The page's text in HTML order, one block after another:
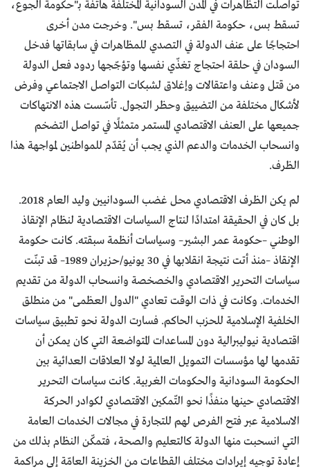
تواصلت التظاهرات في المدن السودانية المختلفة هاتفةً بـ"حكومة الجوع،
تسقط بس، حكومة الفقر، تسقط بس". وخرجت مدن أخرى
احتجاجًا على عنف الدولة في التصدي للمظاهرات في سابقاتها فدخل
السودان في حلقة احتجاج تغذّي نفسها وتؤجّجها ردود فعل الدولة
من قتل وعنف واعتقالات وإغلاق لشبكات التواصل الاجتماعي وفرض
لأشكال مختلفة من التضييق وحظر التجول. تأسّست هذه الانتهاكات
جميعها على العنف الاقتصادي المستمر متمثلًا في تواصل التضخم
وانسحاب الخدمات والدعم الذي يجب أن يُقدّم للمواطنين لمواجهة هذا
الظرف.
لم يكن الظرف الاقتصادي محل غضب السودانيين وليد العام 2018.
بل كان في الحقيقة امتدادًا لنتاج السياسات الاقتصادية لنظام الإنقاذ
الوطني –حكومة عمر البشير– وسياسات أنظمة سبقته. كانت حكومة
الإنقاذ –منذ أتت نتيجة انقلابها في 30 يونيو/حزيران 1989– قد تبنّت
سياسات التحرير الاقتصادي والخصخصة وانسحاب الدولة من تقديم
الخدمات. وكانت في ذات الوقت تعادي "الدول العظمى" من منطلق
الخلفية الإسلامية للحزب الحاكم. فسارت الدولة نحو تطبيق سياسات
اقتصادية نيوليبرالية دون المساعدات المتواضعة التي كان يمكن أن
تقدمها لها مؤسسات التمويل العالمية لولا العلاقات العدائية بين
الحكومة السودانية والحكومات الغربية. كانت سياسات التحرير
الاقتصادي حينها منفذًا نحو التّمكين الاقتصادي لكوادر الحركة
الاسلامية عبر فتح الفرص لهم للتجارة في مجالات الخدمات العامة
التي انسحبت منها الدولة كالتعليم والصحة، فتمكّن النظام بذلك من
إعادة توجيه إيرادات مختلف القطاعات من الخزينة العامّة إلى مراكمة